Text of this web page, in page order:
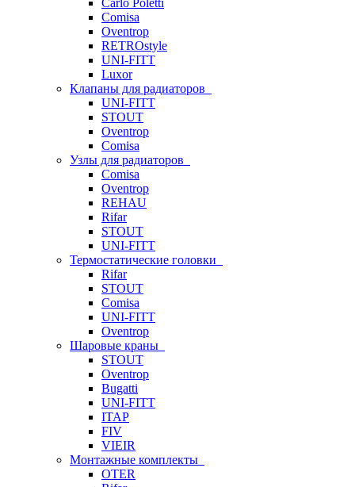
Carlo Poletti
Comisa
Oventrop
RETROstyle
UNI-FITT
Luxor
Клапаны для радиаторов
UNI-FITT
STOUT
Oventrop
Comisa
Узлы для радиаторов
Comisa
Oventrop
REHAU
Rifar
STOUT
UNI-FITT
Термостатические головки
Rifar
STOUT
Comisa
UNI-FITT
Oventrop
Шаровые краны
STOUT
Oventrop
Bugatti
UNI-FITT
ITAP
FIV
VIEIR
Монтажные комплекты
OTER